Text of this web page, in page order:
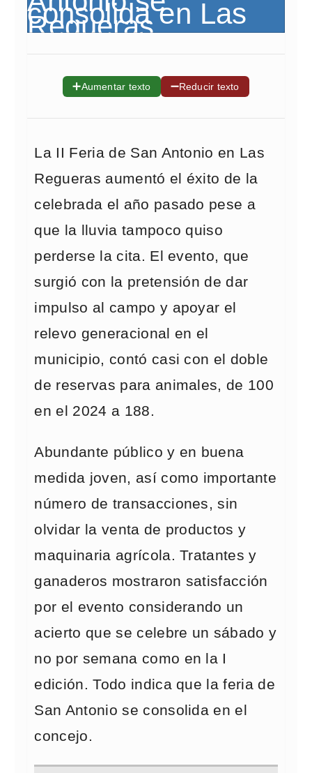
➕Aumentar texto ➖Reducir texto
La II Feria de San Antonio en Las
Regueras aumentó el éxito de la
celebrada el año pasado pese a
que la lluvia tampoco quiso
perderse la cita. El evento, que
surgió con la pretensión de dar
impulso al campo y apoyar el
relevo generacional en el
municipio, contó casi con el doble
de reservas para animales, de 100
en el 2024 a 188.
Abundante público y en buena
medida joven, así como importante
número de transacciones, sin
olvidar la venta de productos y
maquinaria agrícola. Tratantes y
ganaderos mostraron satisfacción
por el evento considerando un
acierto que se celebre un sábado y
no por semana como en la I
edición. Todo indica que la feria de
San Antonio se consolida en el
concejo.